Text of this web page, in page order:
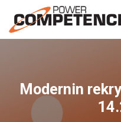
sisältöön
Modernin